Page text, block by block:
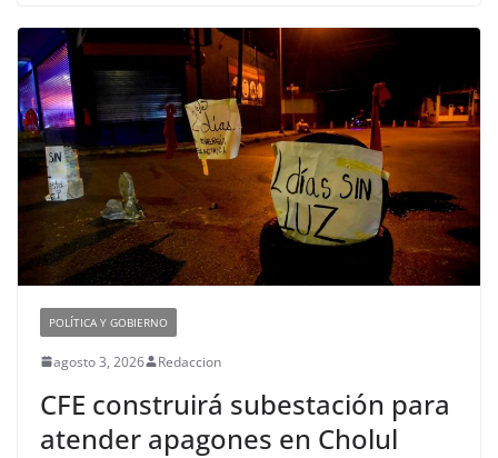
POLÍTICA Y GOBIERNO
agosto 3, 2026 Redaccion
CFE construirá subestación para
atender apagones en Cholul